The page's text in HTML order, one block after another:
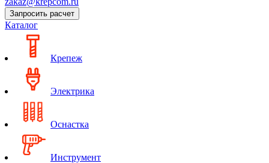
Запросить расчет
Каталог
Крепеж
Электрика
Оснастка
Инструмент